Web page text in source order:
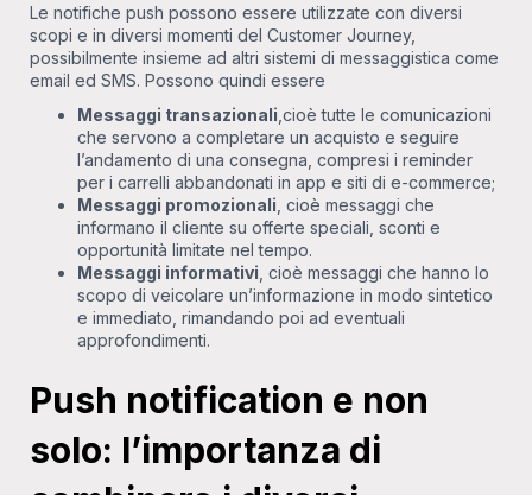
Le notifiche push possono essere utilizzate con diversi
scopi e in diversi momenti del Customer Journey,
possibilmente insieme ad altri sistemi di messaggistica come
email ed SMS. Possono quindi essere
Messaggi transazionali ,cioè tutte le comunicazioni
che servono a completare un acquisto e seguire
l’andamento di una consegna, compresi i reminder
per i carrelli abbandonati in app e siti di e-commerce;
Messaggi promozionali , cioè messaggi che
informano il cliente su offerte speciali, sconti e
opportunità limitate nel tempo.
Messaggi informativi , cioè messaggi che hanno lo
scopo di veicolare un’informazione in modo sintetico
e immediato, rimandando poi ad eventuali
approfondimenti.
Push notification e non
solo: l’importanza di